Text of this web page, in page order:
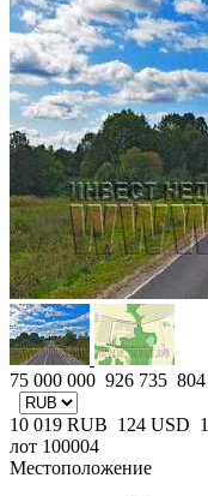
75 000 000 926 735
10 019 RUB 124 USD
лот 100004
Местоположение